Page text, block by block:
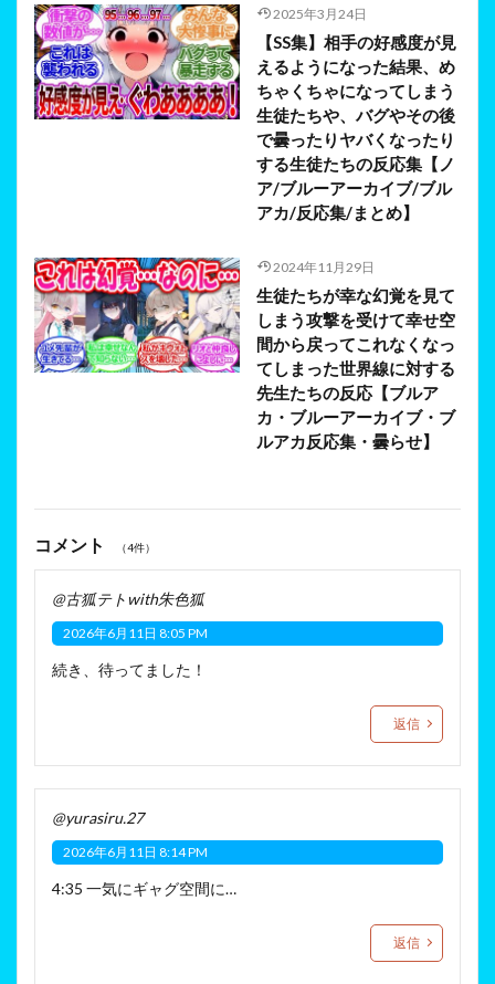
2025年3月24日
【SS集】相手の好感度が見
えるようになった結果、め
ちゃくちゃになってしまう
生徒たちや、バグやその後
で曇ったりヤバくなったり
する生徒たちの反応集【ノ
ア/ブルーアーカイブ/ブル
アカ/反応集/まとめ】
2024年11月29日
生徒たちが幸な幻覚を見て
しまう攻撃を受けて幸せ空
間から戻ってこれなくなっ
てしまった世界線に対する
先生たちの反応【ブルア
カ・ブルーアーカイブ・ブ
ルアカ反応集・曇らせ】
コメント （4件）
@古狐テトwith朱色狐
2026年6月11日 8:05 PM
続き、待ってました！
返信
@yurasiru.27
2026年6月11日 8:14 PM
4:35 一気にギャグ空間に…
返信